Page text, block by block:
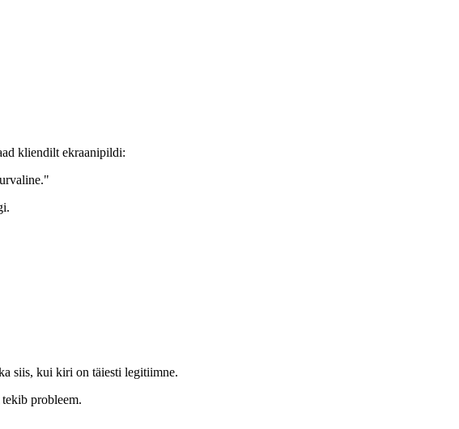
kliendilt ekraanipildi:
siis, kui kiri on täiesti legitiimne.
probleem.